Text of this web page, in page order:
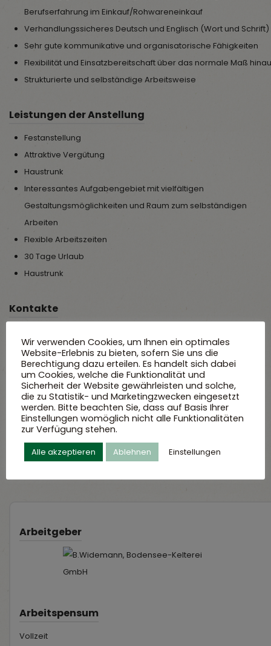
Berufserfahrung im Einkauf/Rohwareneinkauf
Verhandlungssicheres Deutsch und Englisch (Wort und Schrift)
Sehr gute kommunikative und organisatorische Fähigkeiten
Flexibilität und Einsatzbereitschaft über das normale Maß
Strukturierte und selbständige Arbeitsweise
Leistungen der Anstellung
Festanstellung
Attraktive Vergütung
Haustrunk
Interessantes Aufgabengebiet mit vielfältigen
Gestaltungsmöglichkeiten und Raum zum selbständigen
Arbeiten
Flexible Arbeitszeiten
30 Tage Urlaub
Haustrunk
Kontakte
Zusendung Ihrer aussagefähigen Bewerbungsunterlagen
vorzugsweise per Mail an:bewerbung@widemann.eu
Bernhard Widemann
Bodensee-Kelterei GmbH
Personalabteilung
88697 Bermatingen-Ahausen
Arbeitgeber
Arbeitspensum
Vollzeit
Wir verwenden Cookies, um Ihnen ein optimales
Website-Erlebnis zu bieten, sofern Sie uns die
Berechtigung dazu erteilen. Es handelt sich dabei
um Cookies, welche die Funktionalität und
Sicherheit der Website gewährleisten und solche,
die zu Statistik- und Marketingzwecken eingesetzt
werden. Bitte beachten Sie, dass auf Basis Ihrer
Einstellungen womöglich nicht alle Funktionalitäten
zur Verfügung stehen.
Alle akzeptieren Ablehnen Einstellungen